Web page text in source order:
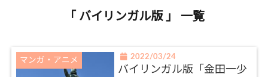
「 バイリンガル版 」 一覧
マンガ・アニメ 2022/03/24
バイリンガル版「金田一少